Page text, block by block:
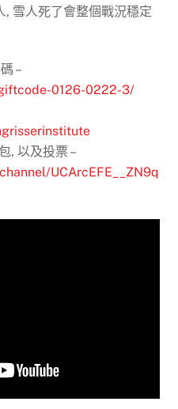
, 雪人死了會整個戰況穩定
–
0126-0222-3/
, 以及投票 –
UCArcEFE__ZN9q